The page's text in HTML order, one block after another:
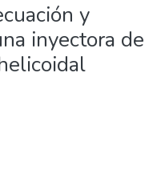
y
inyectora de